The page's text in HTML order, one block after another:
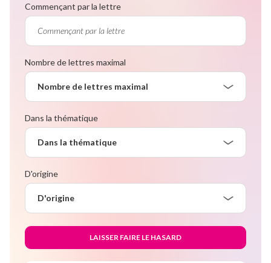
Commençant par la lettre
Nombre de lettres maximal
Nombre de lettres maximal
Dans la thématique
Dans la thématique
D'origine
D'origine